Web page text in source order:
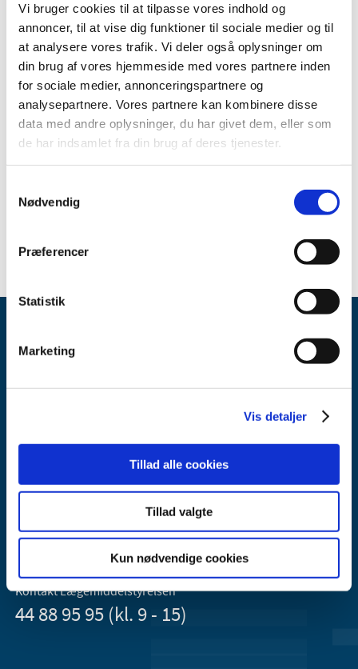
Vi bruger cookies til at tilpasse vores indhold og
annoncer, til at vise dig funktioner til sociale medier og til
at analysere vores trafik. Vi deler også oplysninger om
din brug af vores hjemmeside med vores partnere inden
for sociale medier, annonceringspartnere og
analysepartnere. Vores partnere kan kombinere disse
data med andre oplysninger, du har givet dem, eller som
de har indsamlet fra din brug af deres tjenester.
Nødvendig
Præferencer
Statistik
Marketing
Vis detaljer
Tillad alle cookies
Tillad valgte
Kun nødvendige cookies
Aktivt stof:Salbutamol (salbutamolsulfat)
ATC-kode:R03AC02
Forventet periode: Midt juni 2025 - slut august 2026
Årsag:Øget salg/efterspørgsel
Virksomhed:Teva Denmark A/S
Gå til Lægemiddelstyrelsens
Meddelelser om forsyning af
Axel Heides Gade 1
Email:dkma@dkma.dk
Sundheds- og Kirkeministeriet.
Kontakt Lægemiddelstyrelsen
44 88 95 95 (kl. 9 - 15)